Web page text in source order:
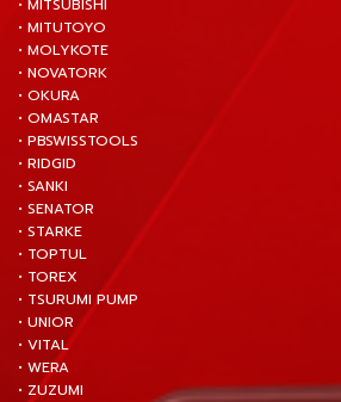
• MITSUBISHI
• MITUTOYO
• MOLYKOTE
• NOVATORK
• OKURA
• OMASTAR
• PBSWISSTOOLS
• RIDGID
• SANKI
• SENATOR
• STARKE
• TOPTUL
• TOREX
• TSURUMI PUMP
• UNIOR
• VITAL
• WERA
• ZUZUMI